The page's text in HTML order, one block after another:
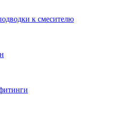
к смесителю